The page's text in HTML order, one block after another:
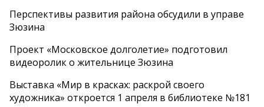
Перспективы развития района обсудили в управе
Зюзина
Проект «Московское долголетие» подготовил
видеоролик о жительнице Зюзина
Выставка «Мир в красках: раскрой своего
художника» откроется 1 апреля в библиотеке №181